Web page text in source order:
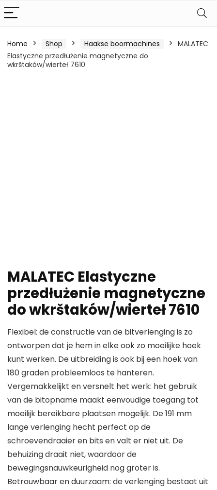
Home Shop Haakse boormachines
MALATEC
Elastyczne przedłużenie magnetyczne do
wkrštaków/wierteł 7610
MALATEC Elastyczne
przedłużenie magnetyczne
do wkrštaków/wierteł 7610
Flexibel: de constructie van de bitverlenging is zo
ontworpen dat je hem in elke ook zo moeilijke hoek
kunt werken. De uitbreiding is ook bij een hoek van
180 graden probleemloos te hanteren.
Vergemakkelijkt en versnelt het werk: het gebruik
van de bitopname maakt eenvoudige toegang tot
moeilijk bereikbare plaatsen mogelijk. De 191 mm
lange verlenging hecht perfect op de
schroevendraaier en bits en valt er niet uit. De
behuizing draait niet, waardoor de
bewegingsnauwkeurigheid nog groter is.
Betrouwbaar en duurzaam: de verlenging bestaat uit